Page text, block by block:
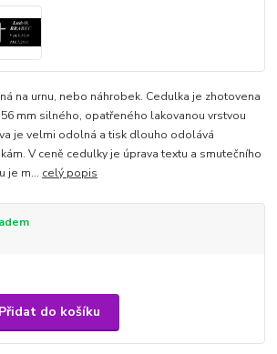
na urnu, nebo náhrobek. Cedulka je zhotovena
mm silného, opatřeného lakovanou vrstvou
je velmi odolná a tisk dlouho odolává
V ceně cedulky je úprava textu a smutečního
je m... celý popis
Přidat do košíku